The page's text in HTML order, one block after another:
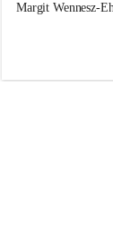
Margit Wennesz-